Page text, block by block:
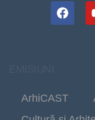
ArhiCAST